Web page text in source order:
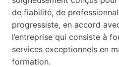
de fiabilité, de
progressiste, en accord
l’entreprise qui consiste à
services exceptionnels en
formation.